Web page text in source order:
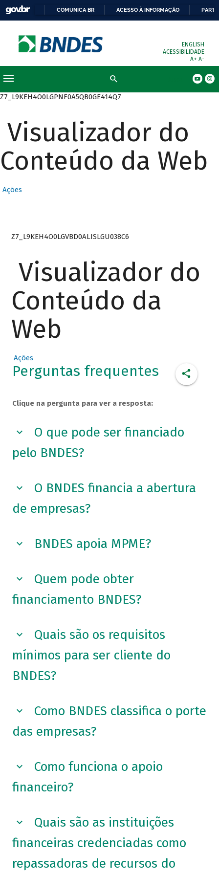
COMUNICA BR ACESSO À INFORMAÇÃO
ENGLISH
ACESSIBILIDADE
A+ A-
Z7_L9KEH4O0LGPNF0A5QB0GE414Q7
Visualizador do
Conteúdo da Web
Ações
Z7_L9KEH4O0LGVBD0ALISLGU038C6
Visualizador do
Conteúdo da
Web
Ações
Perguntas frequentes
Clique na pergunta para ver a resposta:
O que pode ser financiado
pelo BNDES?
O BNDES financia a abertura
de empresas?
BNDES apoia MPME?
Quem pode obter
financiamento BNDES?
Quais são os requisitos
mínimos para ser cliente do
BNDES?
Como BNDES classifica o porte
das empresas?
Como funciona o apoio
financeiro?
Quais são as instituições
financeiras credenciadas como
repassadoras de recursos do